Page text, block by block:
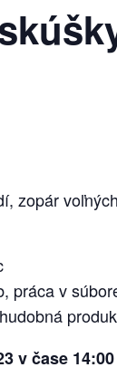
zopár
práca v
čase